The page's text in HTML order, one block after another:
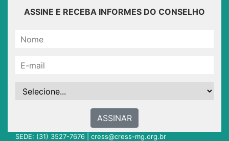
ASSINE E RECEBA INFORMES DO CONSELHO
ASSINAR
SEDE: (31) 3527-7676 | cress@cress-mg.org.br